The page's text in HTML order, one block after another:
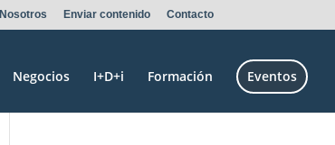
Nosotros Enviar contenido Contacto
Negocios I+D+i Formación Eventos